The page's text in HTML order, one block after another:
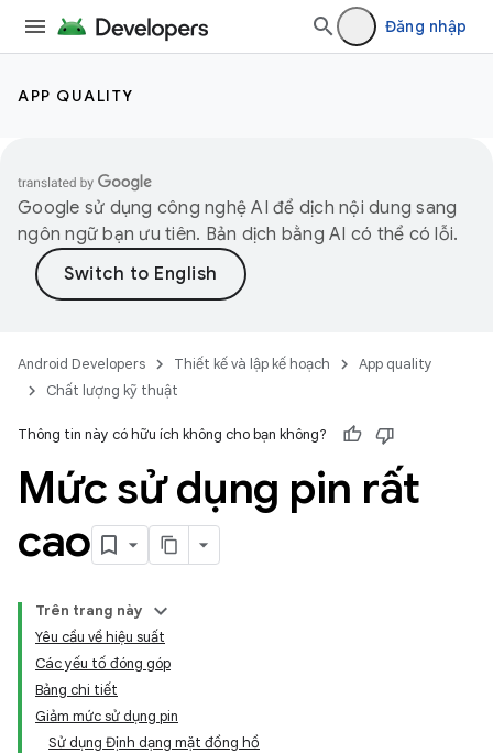
Đăng nhập
APP QUALITY
Google sử dụng công nghệ AI để dịch nội dung sang
ngôn ngữ bạn ưu tiên. Bản dịch bằng AI có thể có lỗi.
Android Developers Thiết kế và lập kế hoạch
App quality
Chất lượng kỹ thuật
Thông tin này có hữu ích không cho bạn không?
Mức sử dụng pin rất
cao
Trên trang này
Yêu cầu về hiệu suất
Các yếu tố đóng góp
Bảng chi tiết
Giảm mức sử dụng pin
Sử dụng Định dạng mặt đồng hồ